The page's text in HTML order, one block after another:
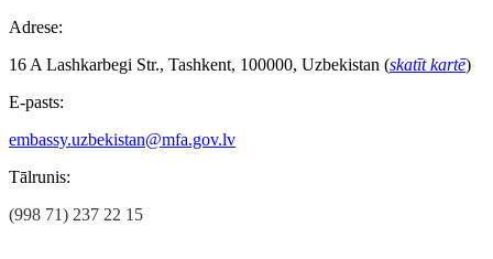
Adrese:
16 A Lashkarbegi Str., Tashkent, 100000, Uzbekistan (skatīt kartē)
E-pasts:
embassy.uzbekistan@mfa.gov.lv
Tālrunis:
(998 71) 237 22 15